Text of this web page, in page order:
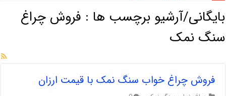
بایگانی/آرشیو برچسب ها : فروش چراغ
سنگ نمک
فروش چراغ خواب سنگ نمک با قیمت ارزان